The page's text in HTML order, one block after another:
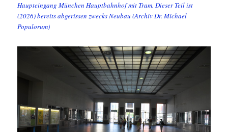
Haupteingang München Hauptbahnhof mit Tram. Dieser Teil ist
(2026) bereits abgerissen zwecks Neubau (Archiv Dr. Michael
Populorum)